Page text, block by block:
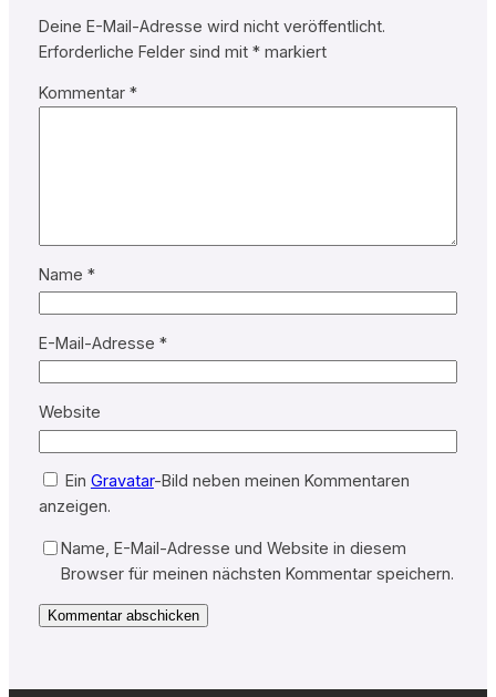
Deine E-Mail-Adresse wird nicht veröffentlicht.
Erforderliche Felder sind mit *markiert
Kommentar *
Name *
E-Mail-Adresse *
Website
Ein Gravatar-Bild neben meinen Kommentaren
anzeigen.
Name, E-Mail-Adresse und Website in diesem
Browser für meinen nächsten Kommentar speichern.